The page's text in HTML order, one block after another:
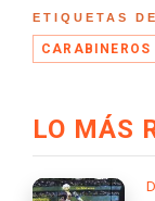
ETIQUETAS
CARABINEROS
LO MÁS